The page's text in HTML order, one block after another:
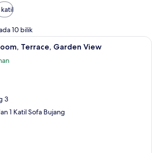
10 bilik
Peralatan tempat tidur premium,
Terrace, Garden View
3
1 Katil Sofa Bujang